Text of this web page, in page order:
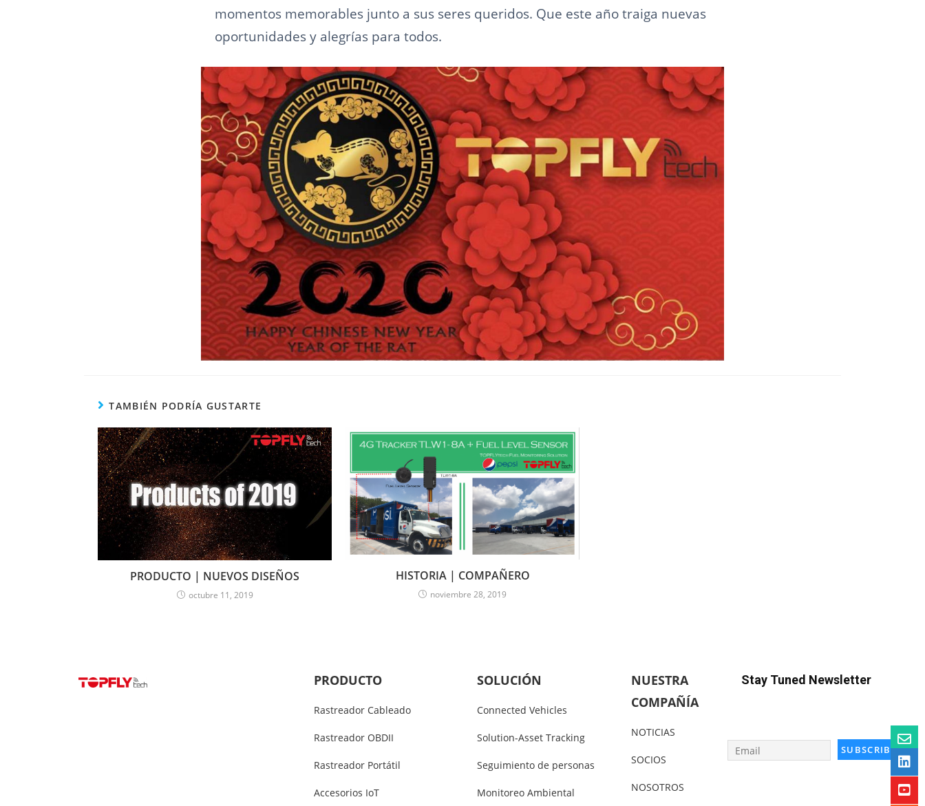
momentos memorables junto a sus seres queridos. Que este año traiga nuevas
oportunidades y alegrías para todos.
TAMBIÉN PODRÍA GUSTARTE
PRODUCTO | NUEVOS DISEÑOS
octubre 11, 2019
HISTORIA | COMPAÑERO
noviembre 28, 2019
PRODUCTO
Rastreador Cableado
Rastreador OBDII
Rastreador Portátil
Accesorios IoT
SOLUCIÓN
Connected Vehicles
Solution-Asset Tracking
Seguimiento de personas
Monitoreo Ambiental
NUESTRA
COMPAÑÍA
NOTICIAS
SOCIOS
NOSOTROS
Stay Tuned Newsletter